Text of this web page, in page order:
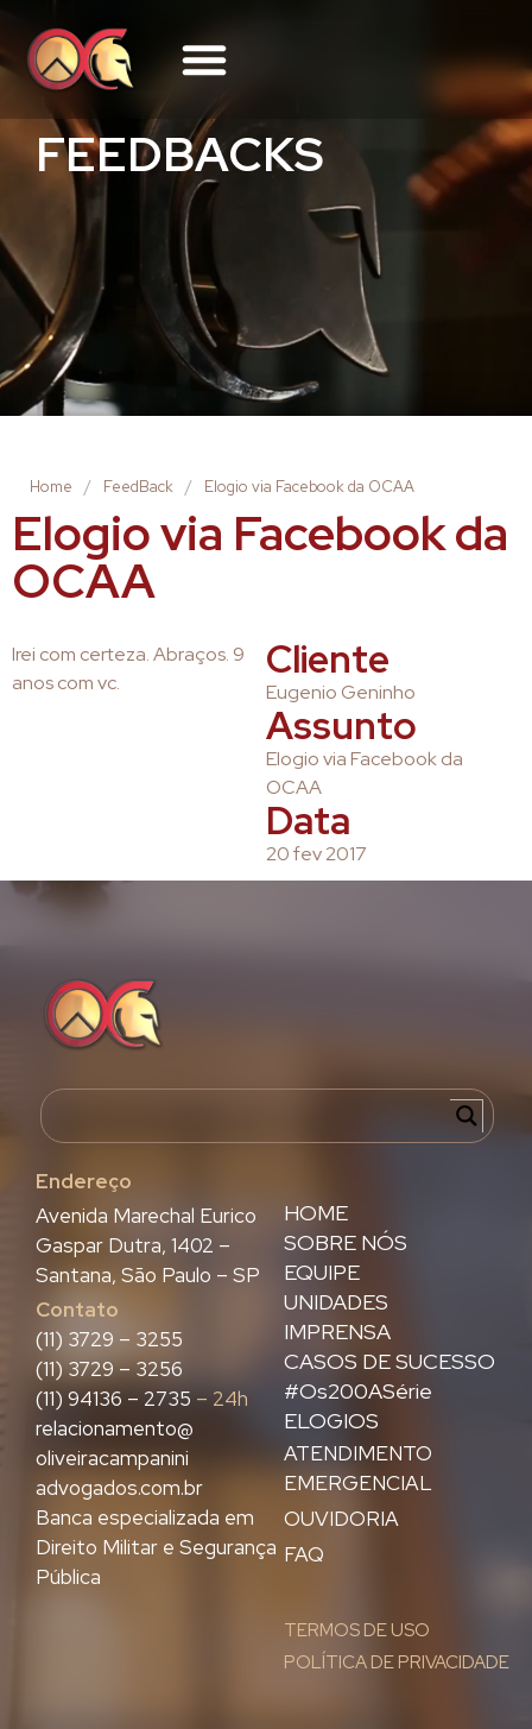
FEEDBACKS
Home / FeedBack / Elogio via Facebook da OCAA
Elogio via Facebook da
OCAA
Irei com certeza. Abraços. 9
anos com vc.
Cliente
Eugenio Geninho
Assunto
Elogio via Facebook da
OCAA
Data
20 fev 2017
Endereço
HOME
SOBRE NÓS
EQUIPE
UNIDADES
IMPRENSA
CASOS DE SUCESSO
#Os200ASérie
ELOGIOS
ATENDIMENTO
EMERGENCIAL
OUVIDORIA
FAQ
TERMOS DE USO
POLÍTICA DE PRIVACIDADE
Avenida Marechal Eurico
Gaspar Dutra, 1402 –
Santana, São Paulo – SP
Contato
(11) 3729 – 3255
(11) 3729 – 3256
(11) 94136 – 2735 – 24h
relacionamento@
oliveiracampanini
advogados.com.br
Banca especializada em
Direito Militar e Segurança
Pública